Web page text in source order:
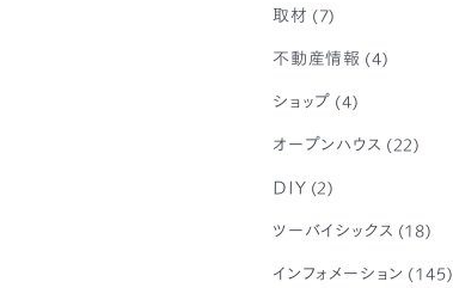
取材 (7)
不動産情報 (4)
ショップ (4)
オープンハウス (22)
DIY (2)
ツーバイシックス (18)
インフォメーション (145)